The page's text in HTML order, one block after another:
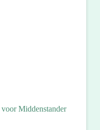
Middenstander